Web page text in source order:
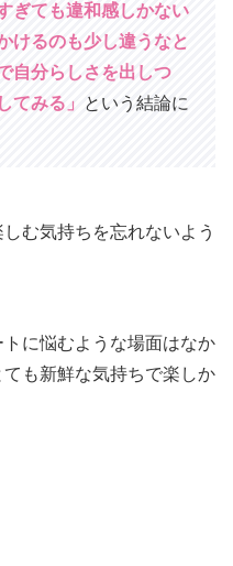
ぎても違和感しかない
けるのも少し違うなと
自分らしさを出しつ
てみる」 という結論に
む気持ちを忘れないよう
に悩むような場面はなか
も新鮮な気持ちで楽しか